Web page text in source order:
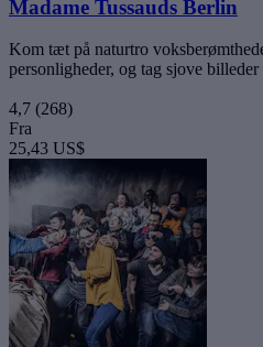
Madame Tussauds Berlin
Kom tæt på naturtro
personligheder, og tag sjove billeder
4,7 (268)
Fra
25,43 US$